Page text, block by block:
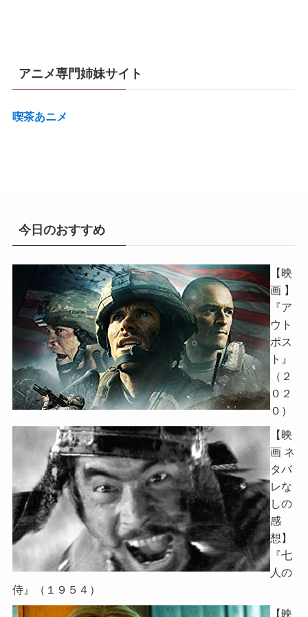
アニメ専門姉妹サイト
喫茶あニメ
今日のおすすめ
【映
画 】
『ア
ウト
ポス
ト』
（２
０２
０）
【映
画 ネ
タバ
レな
しの
感
想】
『七
人の
侍』（１９５４）
【映